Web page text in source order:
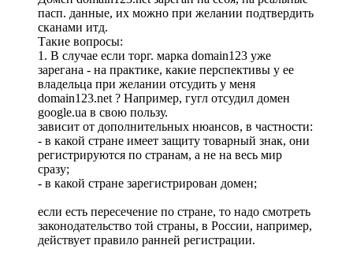
пасп. данные, их можно при желании подтвердить
сканами итд.
Такие вопросы:
1. В случае если торг. марка domain123 уже
зарегана - на практике, какие перспективы у ее
владельца при желании отсудить у меня
domain123.net ? Например, гугл отсудил домен
google.ua в свою пользу.
зависит от дополнительных нюансов, в частности:
- в какой стране имеет защиту товарный знак, они
регистрируются по странам, а не на весь мир
сразу;
- в какой стране зарегистрирован домен;
если есть пересечение по стране, то надо смотреть
законодательство той страны, в России, например,
действует правило ранней регистрации.